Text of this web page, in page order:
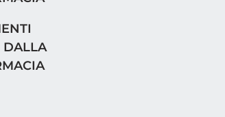
NOSTRA FARMACIA
CONSIGLIATI DALLA NOSTRA
DALLA